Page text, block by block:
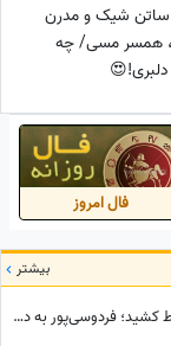
ساتن شیک و مدرن
همسر مسی/ چه
فال امروز
بیشتر
ببینید| حاشیه ختم اکبر عبدی که پای برنامه نود را به وسط کشید؛ فردوسی‌پور به دستبوسی وزیر چه واکنشی نشان داد؟